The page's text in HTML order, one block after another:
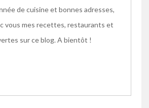
de cuisine et bonnes adresses,
vous mes recettes, restaurants et
sur ce blog. A bientôt !